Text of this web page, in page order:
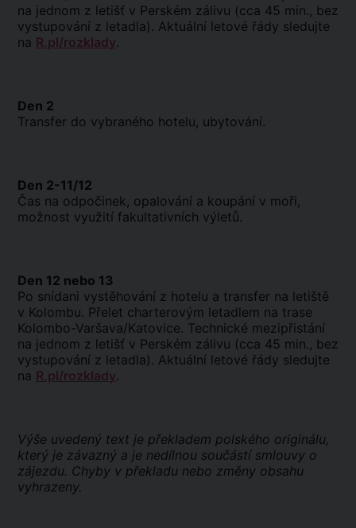
na jednom z letišť v Perském zálivu (cca 45 min., bez
vystupování z letadla). Aktuální letové řády sledujte
na R.pl/rozklady.
Den 2
Transfer do vybraného hotelu, ubytování.
Den 2-11/12
Čas na odpočinek, opalování a koupání v moři,
možnost využití fakultativních výletů.
Den 12 nebo 13
Po snídani vystěhování z hotelu a transfer na letiště
v Kolombu. Přelet charterovým letadlem na trase
Kolombo-Varšava/Katovice. Technické mezipřistání
na jednom z letišť v Perském zálivu (cca 45 min., bez
vystupování z letadla). Aktuální letové řády sledujte
na R.pl/rozklady.
Výše uvedený text je překladem polského originálu,
který je závazný a je nedílnou součástí smlouvy o
zájezdu. Chyby v překladu nebo změny obsahu
vyhrazeny.